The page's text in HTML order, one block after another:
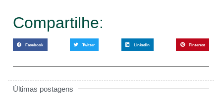
Compartilhe:
Facebook Twitter LinkedIn Pinterest
Últimas postagens